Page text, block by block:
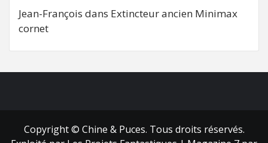
Jean-François dans Extincteur ancien Minimax
cornet
Copyright © Chine & Puces. Tous droits réservés.